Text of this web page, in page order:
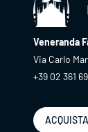
Veneranda
Via Carlo
+39 02 361